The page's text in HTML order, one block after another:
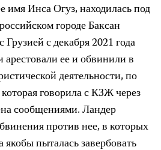
имя Инса Огуз, находилась под
городе Баксан
с декабря 2021 года
арестовали ее и обвинили в
деятельности, по
говорила с КЗЖ через
сообщениями. Ландер
против нее, в которых
пыталась завербовать